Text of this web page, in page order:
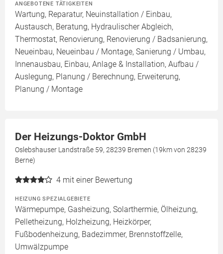
ANGEBOTENE TÄTIGKEITEN
Wartung, Reparatur, Neuinstallation / Einbau,
Austausch, Beratung, Hydraulischer Abgleich,
Thermostat, Renovierung, Renovierung / Badsanierung,
Neueinbau, Neueinbau / Montage, Sanierung / Umbau,
Innenausbau, Einbau, Anlage & Installation, Aufbau /
Auslegung, Planung / Berechnung, Erweiterung,
Planung / Montage
Der Heizungs-Doktor GmbH
Oslebshauser Landstraße 59, 28239 Bremen (19km von 28239
Berne)
4 mit einer Bewertung
HEIZUNG SPEZIALGEBIETE
Wärmepumpe, Gasheizung, Solarthermie, Ölheizung,
Pelletheizung, Holzheizung, Heizkörper,
Fußbodenheizung, Badezimmer, Brennstoffzelle,
Umwälzpumpe